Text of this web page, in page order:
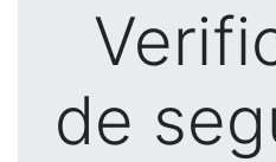
de